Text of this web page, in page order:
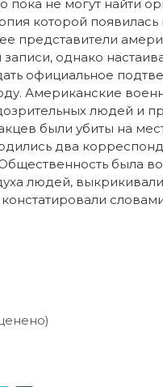
пока не могут найти
которой
представители
однако
официальное
Американские
людей и
были убиты на
два
была
людей,